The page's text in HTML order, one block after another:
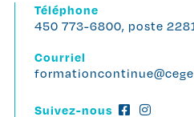
Téléphone
450 773-6800, poste
Courriel
Suivez-nous